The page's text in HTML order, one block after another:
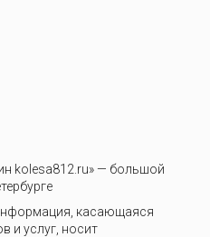
kolesa812.ru» — большой
касающаяся
и услуг, носит